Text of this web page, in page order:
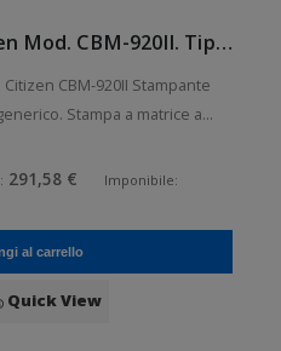
CBM920II24PFDC Citizen Mod. CBM-920II. Tipologia: Desktop.
920II Stampante
Stampa a matrice a
291,58 € Imponibile:
al carrello
Quick View